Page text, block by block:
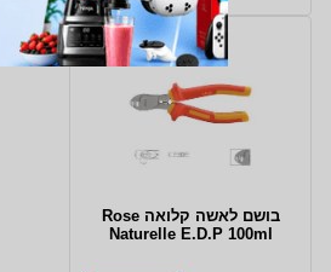
בושם לאשה קלואה Rose
Naturelle E.D.P 100ml